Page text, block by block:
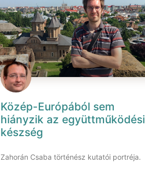
Közép-Európából sem
hiányzik az együttműködési
készség
Zahorán Csaba történész kutatói portréja.